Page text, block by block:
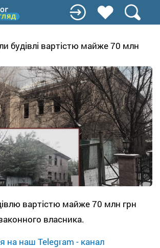
будівлі вартістю майже 70 млн
вартістю майже 70 млн грн
власника.
на наш Telegram - канал